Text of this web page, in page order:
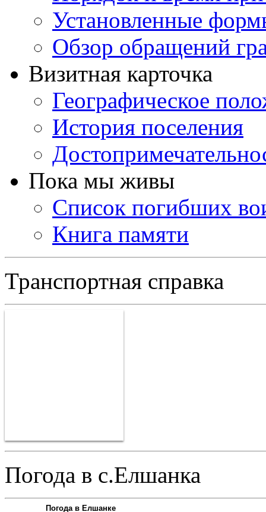
Установленные
Обзор обращений
Визитная карточка
Географическое
История поселения
Пока мы живы
Список погибших
Книга памяти
Транспортная справка
Погода в с.Елшанка
Погода в Елшанке